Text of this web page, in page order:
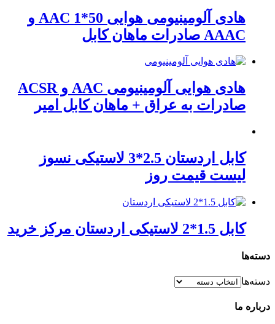
هادی آلومینیومی هوایی 50*1 AAC و
AAAC صادرات ماهان کابل
هادی هوایی آلومینیومی AAC و ACSR
صادرات به عراق + ماهان کابل امیر
کابل اردستان 2.5*3 لاستیکی نسوز
لیست قیمت روز
کابل 1.5*2 لاستیکی اردستان مرکز خرید
دسته‌ها
دسته‌ها
درباره ما